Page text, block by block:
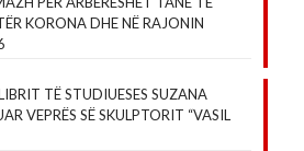
KORONA DHE NË RAJONIN
TË STUDIUESES SUZANA
VEPRËS SË SKULPTORIT “VASIL